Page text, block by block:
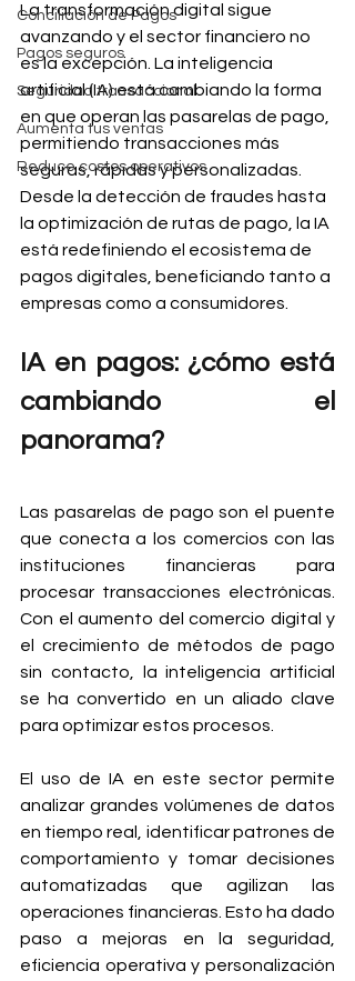
Conciliación de Pagos
Pagos seguros
Seguridad transaccional
Aumenta tus ventas
Reduce costos operativos
La transformación digital sigue
avanzando y el sector financiero no
es la excepción. La inteligencia
artificial (IA) está cambiando la forma
en que operan las pasarelas de pago,
permitiendo transacciones más
seguras, rápidas y personalizadas.
Desde la detección de fraudes hasta
la optimización de rutas de pago, la IA
está redefiniendo el ecosistema de
pagos digitales, beneficiando tanto a
empresas como a consumidores.
IA en pagos: ¿cómo está
cambiando el
panorama?
Las pasarelas de pago son el puente
que conecta a los comercios con las
instituciones financieras para
procesar transacciones electrónicas.
Con el aumento del comercio digital y
el crecimiento de métodos de pago
sin contacto, la inteligencia artificial
se ha convertido en un aliado clave
para optimizar estos procesos.
El uso de IA en este sector permite
analizar grandes volúmenes de datos
en tiempo real, identificar patrones de
comportamiento y tomar decisiones
automatizadas que agilizan las
operaciones financieras. Esto ha dado
paso a mejoras en la seguridad,
eficiencia operativa y personalización